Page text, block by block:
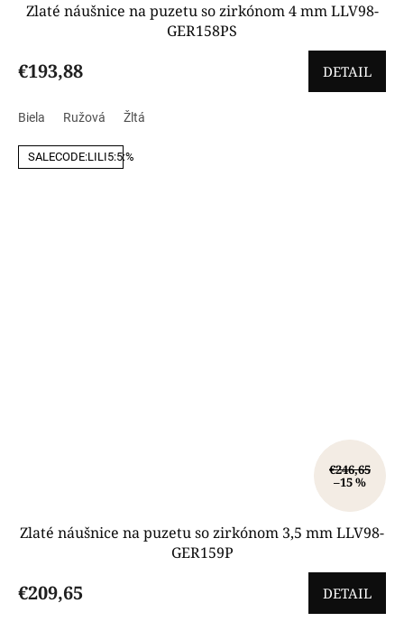
Zlaté náušnice na puzetu so zirkónom 4 mm LLV98-
GER158PS
€193,88 DETAIL
Biela Ružová Žltá
SALECODE:LILI5:5:%
€246,65
–15 %
Zlaté náušnice na puzetu so zirkónom 3,5 mm LLV98-
GER159P
€209,65 DETAIL